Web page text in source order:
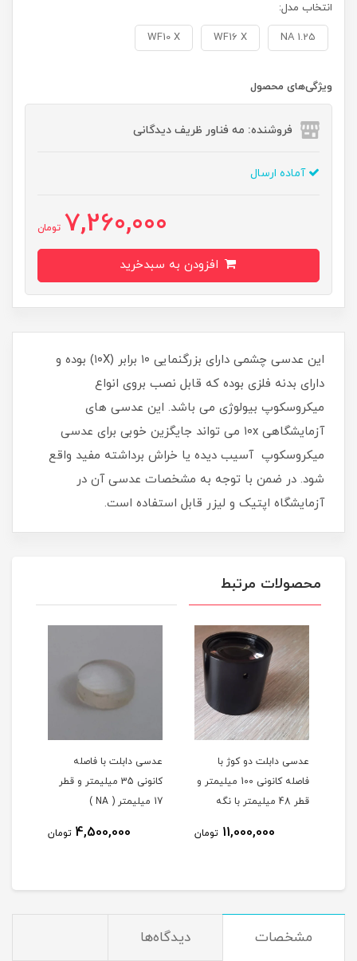
انتخاب مدل:
NA 1.25
WF16 X
WF10 X
ویژگی‌های محصول
فروشنده: مه فناور ظریف دیدگانی
آماده ارسال
7,260,000 تومان
این عدسی چشمی دارای بزرگنمایی ۱۰ برابر (۱۰X) بوده و
دارای بدنه فلزی بوده که قابل نصب بروی انواع
میکروسکوپ بیولوژی می باشد. این عدسی های
آزمایشگاهی ۱۰x می تواند جایگزین خوبی برای عدسی
میکروسکوپ آسیب دیده یا خراش برداشته مفید واقع
شود. در ضمن با توجه به مشخصات عدسی آن در
آزمایشگاه اپتیک و لیزر قابل استفاده است.
محصولات مرتبط
عدسی دابلت دو کوژ با
فاصله کانونی 100 میلیمتر و
قطر 48 میلیمتر با نگه
11,000,000 تومان
عدسی دابلت با فاصله
کانونی 35 میلیمتر و قطر
17 میلیمتر ( NA )
4,500,000 تومان
مشخصات دیدگاه‌ها